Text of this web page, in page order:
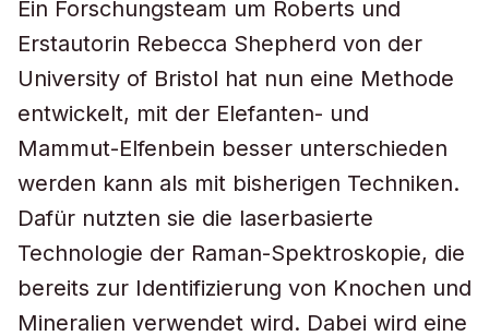
Ein Forschungsteam um Roberts und
Erstautorin Rebecca Shepherd von der
University of Bristol hat nun eine Methode
entwickelt, mit der Elefanten- und
Mammut-Elfenbein besser unterschieden
werden kann als mit bisherigen Techniken.
Dafür nutzten sie die laserbasierte
Technologie der Raman-Spektroskopie, die
bereits zur Identifizierung von Knochen und
Mineralien verwendet wird. Dabei wird eine